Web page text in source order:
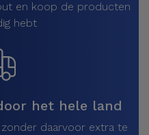
en koop de producten
hebt
het hele land
daarvoor extra te